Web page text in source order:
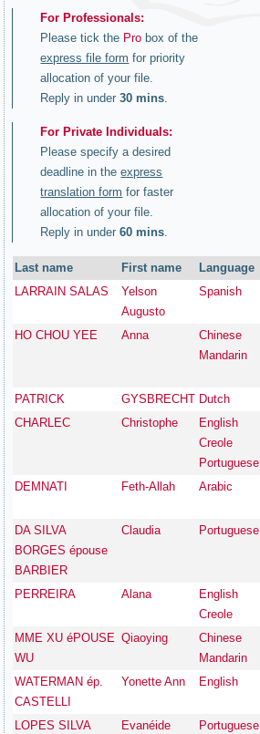
For Professionals:
Please tick the Pro box of the
express file form for priority
allocation of your file.
Reply in under30 mins.
For Private Individuals:
Please specify a desired
deadline in theexpress
translation form for faster
allocation of your file.
Reply in under60 mins.
Last name First name Language
LARRAIN SALAS
Yelson
Augusto
Spanish
HO CHOU YEE Anna
Chinese
Mandarin
PATRICK GYSBRECHT Dutch
CHARLEC
Christophe
English
Creole
Portuguese
DEMNATI Feth-Allah Arabic
DA SILVA
BORGES épouse
BARBIER
Claudia Portuguese
PERREIRA Alana
English
Creole
MME XU éPOUSE
WU
Qiaoying
Chinese
Mandarin
WATERMAN ép.
CASTELLI
Yonette Ann English
LOPES SILVA Evanéide Portuguese